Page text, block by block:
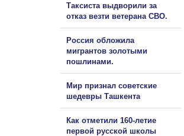
Таксиста выдворили за
отказ везти ветерана СВО.
Россия обложила
мигрантов золотыми
пошлинами.
Мир признал советские
шедевры Ташкента
Как отметили 160-летие
первой русской школы